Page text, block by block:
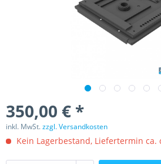
350,00 € *
inkl. MwSt.zzgl. Versandkosten
Kein Lagerbestand, Liefertermin ca.